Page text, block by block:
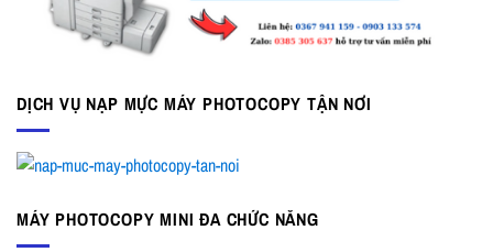
DỊCH VỤ NẠP MỰC MÁY PHOTOCOPY TẬN NƠI
MÁY PHOTOCOPY MINI ĐA CHỨC NĂNG